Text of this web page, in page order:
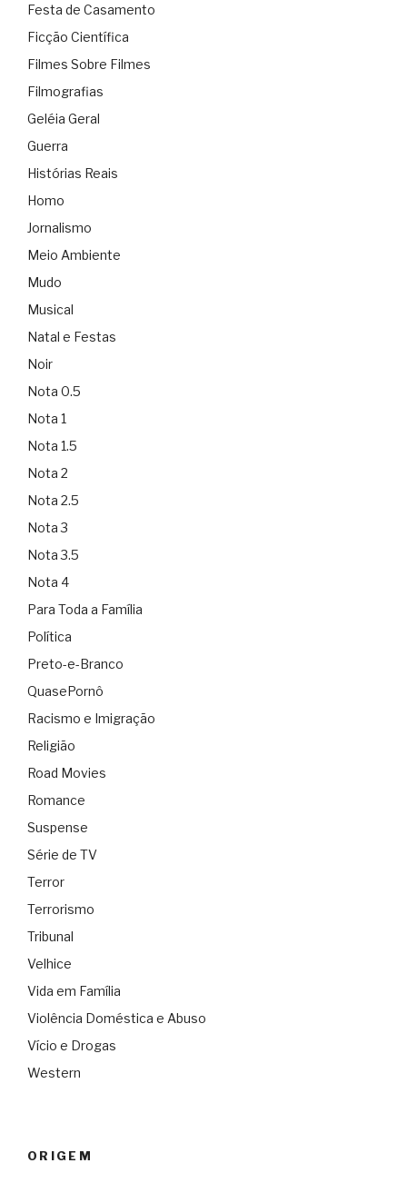
Festa de Casamento
Ficção Científica
Filmes Sobre Filmes
Filmografias
Geléia Geral
Guerra
Histórias Reais
Homo
Jornalismo
Meio Ambiente
Mudo
Musical
Natal e Festas
Noir
Nota 0.5
Nota 1
Nota 1.5
Nota 2
Nota 2.5
Nota 3
Nota 3.5
Nota 4
Para Toda a Família
Política
Preto-e-Branco
QuasePornô
Racismo e Imigração
Religião
Road Movies
Romance
Suspense
Série de TV
Terror
Terrorismo
Tribunal
Velhice
Vida em Família
Violência Doméstica e Abuso
Vício e Drogas
Western
ORIGEM